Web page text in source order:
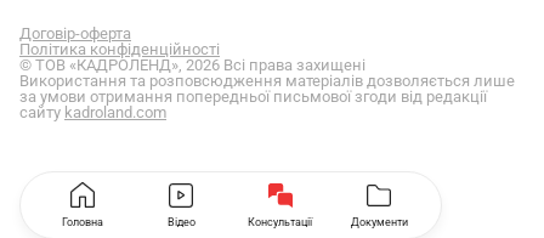
Договір-оферта
Політика конфіденційності
© ТОВ «КАДРОЛЕНД», 2026 Всі права захищені
Використання та розповсюдження матеріалів дозволяється лише
за умови отримання попередньої письмової згоди від редакції
сайту kadroland.com
Головна Відео Консультації Документи